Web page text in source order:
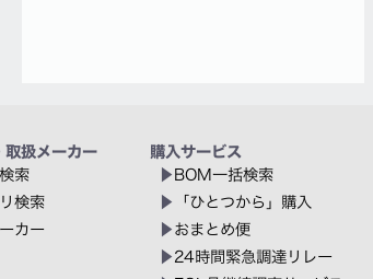
取扱メーカー
索
検索
カー
購入サービス
BOM一括検索
「ひとつから」購入
おまとめ便
24時間緊急調達リレー